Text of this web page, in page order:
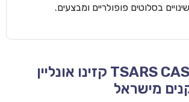
בסלוטים פופולריים ומבצעים.
TSARS CASINO – 2026 קזינו אונליין
מישראל